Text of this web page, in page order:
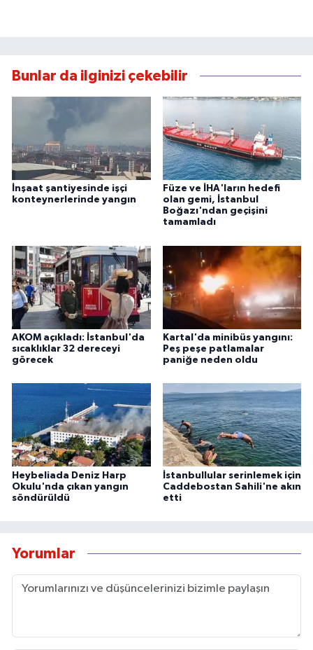
Bunlar da ilginizi çekebilir
İnşaat şantiyesinde işçi
konteynerlerinde yangın
Füze ve İHA'ların hedefi
olan gemi, İstanbul
Boğazı'ndan geçişini
tamamladı
AKOM açıkladı: İstanbul'da
sıcaklıklar 32 dereceyi
görecek
Kartal'da minibüs yangını:
Peş peşe patlamalar
paniğe neden oldu
Heybeliada Deniz Harp
Okulu'nda çıkan yangın
söndürüldü
İstanbullular serinlemek için
Caddebostan Sahili'ne akın
etti
Yorumlar